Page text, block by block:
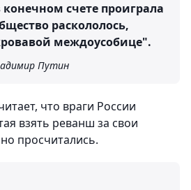
счете проиграла
раскололось,
междоусобице".
Путин
что враги России
взять реванш за свои
просчитались.